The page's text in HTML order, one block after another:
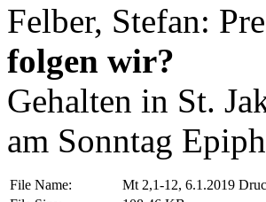
Felber, Stefan:
folgen wir?
Gehalten in St.
am Sonntag
File Name:
Mt 2,1-12, 6.1.2019